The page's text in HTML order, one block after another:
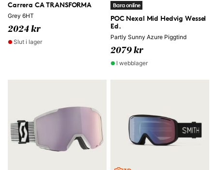
Carrera CA TRANSFORMA
Grey 6HT
2024 kr
Slut i lager
Bara online
POC Nexal Mid Hedvig Wessel
Ed.
Partly Sunny Azure Piggtind
2079 kr
I webblager